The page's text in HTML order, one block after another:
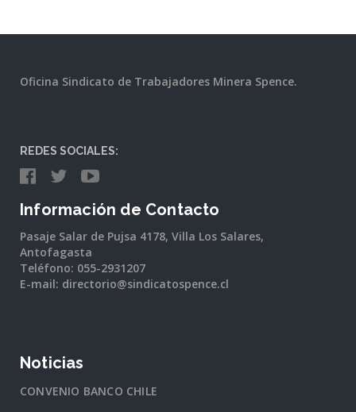
Oficina Sindicato de Trabajadores Minera Spence.
REDES SOCIALES:
Información de Contacto
Pasaje Salar de Pujsa 4178, Villa Los Salares,
Antofagasta
Teléfono: 055-2931207
E-mail: directorio@sindicatospence.cl
Noticias
CONVENIO BANCO CHILE